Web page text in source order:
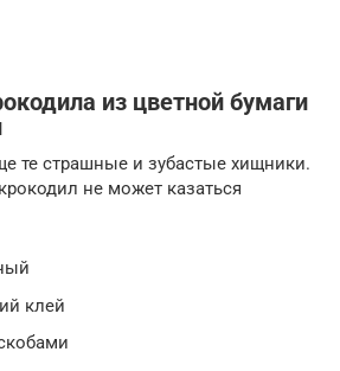
из цветной бумаги
те страшные и зубастые хищники.
не может казаться
клей